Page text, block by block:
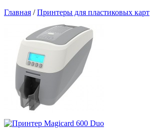
Главная / Принтеры для пластиковых карт